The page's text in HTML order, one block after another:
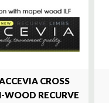
CROSS
WOOD RECURVE